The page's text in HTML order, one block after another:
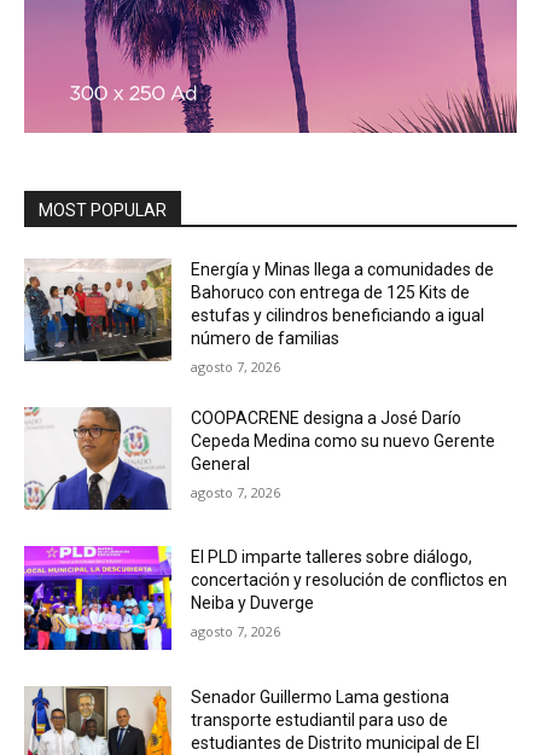
MOST POPULAR
Energía y Minas llega a comunidades de
Bahoruco con entrega de 125 Kits de
estufas y cilindros beneficiando a igual
número de familias
agosto 7, 2026
COOPACRENE designa a José Darío
Cepeda Medina como su nuevo Gerente
General
agosto 7, 2026
El PLD imparte talleres sobre diálogo,
concertación y resolución de conflictos en
Neiba y Duverge
agosto 7, 2026
Senador Guillermo Lama gestiona
transporte estudiantil para uso de
estudiantes de Distrito municipal de El